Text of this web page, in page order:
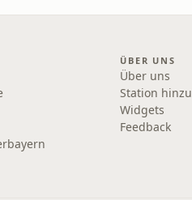
ÜBER UNS
Über uns
Station
Widgets
Feedback